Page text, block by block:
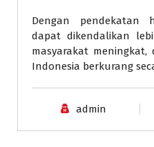
Dengan pendekatan
dapat dikendalikan
masyarakat
Indonesia berkurang
admin